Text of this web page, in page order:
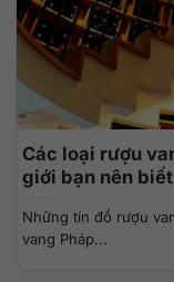
Các loại rượu
giới bạn nên biết
Những tín đồ rượu
vang Pháp...